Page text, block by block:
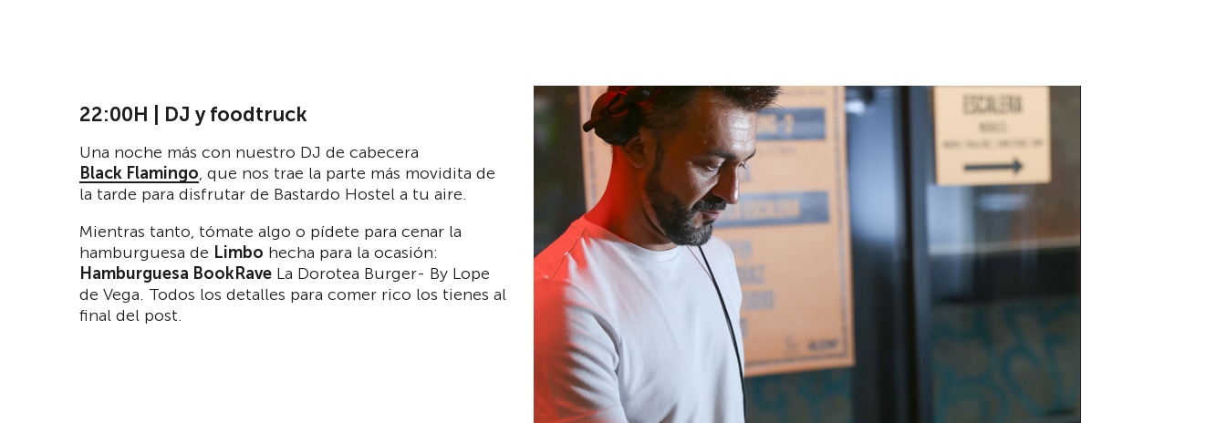
22:00H | DJ y foodtruck
Una noche más con nuestro DJ de cabecera
Black Flamingo, que nos trae la parte más movidita de
la tarde para disfrutar de Bastardo Hostel a tu aire.
Mientras tanto, tómate algo o pídete para cenar la
hamburguesa de Limbo hecha para la ocasión:
Hamburguesa BookRave La Dorotea Burger- By Lope
de Vega. Todos los detalles para comer rico los tienes al
final del post.